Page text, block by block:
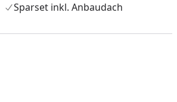
Sparset inkl. Anbaudach